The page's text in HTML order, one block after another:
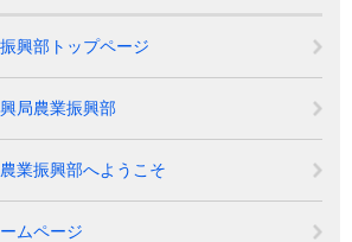
興部トップページ
局農業振興部
業振興部へようこそ
ムページ